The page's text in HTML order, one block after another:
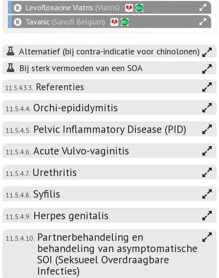
Levofloxacine Viatris (Viatris)
Tavanic (Sanofi Belgium)
Alternatief (bij contra-indicatie voor chinolonen)
Bij sterk vermoeden van een SOA
11.5.4.3.3. Referenties
11.5.4.4. Orchi-epididymitis
11.5.4.5. Pelvic Inflammatory Disease (PID)
11.5.4.6. Acute Vulvo-vaginitis
11.5.4.7. Urethritis
11.5.4.8. Syfilis
11.5.4.9. Herpes genitalis
11.5.4.10. Partnerbehandeling en
behandeling van asymptomatische
SOI (Seksueel Overdraagbare
Infecties)